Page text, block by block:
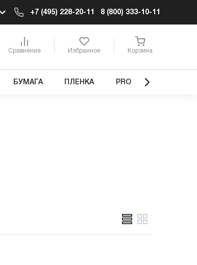
+7 (495) 228-20-11 8 (800) 333-10-11
Сравнение Избранное Корзина
БУМАГА ПЛЕНКА PRO